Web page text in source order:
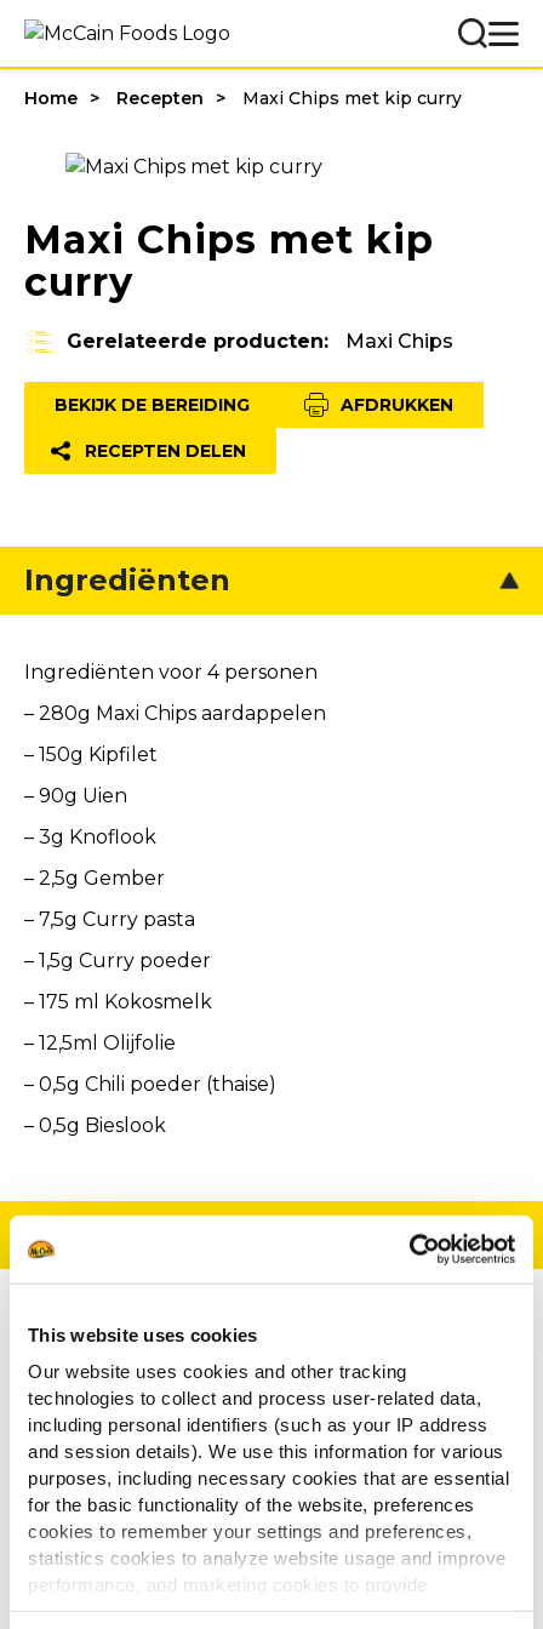
This website uses cookies
Our website uses cookies and other tracking
technologies to collect and process user-related data,
including personal identifiers (such as your IP address
and session details). We use this information for various
purposes, including necessary cookies that are essential
for the basic functionality of the website, preferences
cookies to remember your settings and preferences,
statistics cookies to analyze website usage and improve
performance, and marketing cookies to provide
personalized content and advertising.
Home Recepten Maxi Chips met kip curry
Maxi Chips met kip
curry
Gerelateerde producten: Maxi Chips
BEKIJK DE BEREIDING AFDRUKKEN
RECEPTEN DELEN
Ingrediënten
Ingrediënten voor 4 personen
– 280g Maxi Chips aardappelen
– 150g Kipfilet
– 90g Uien
– 3g Knoflook
– 2,5g Gember
– 7,5g Curry pasta
– 1,5g Curry poeder
– 175 ml Kokosmelk
– 12,5ml Olijfolie
– 0,5g Chili poeder (thaise)
– 0,5g Bieslook
Bereiding
Bak de Maxi Chips aardappelen 3.15 minuten lang
Laat ze uitlekken op keukenpapier en voeg een
beetje zout toe.
Bak de kipfilet met de olijfolie en voeg peper en
breng het op smaak met peper en zout. Dek het
af met een deksel gedurende 2 minuten op laag
vuur. Draai de kipfilet halverwege om. Laat de kip
iets afkoelen en scheur met je vingers de filet in